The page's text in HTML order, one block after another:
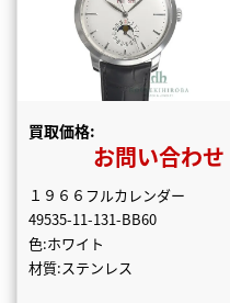
買取価格:
お問い合わせ
１９６６フルカレンダー
49535-11-131-BB60
色:ホワイト
材質:ステンレス